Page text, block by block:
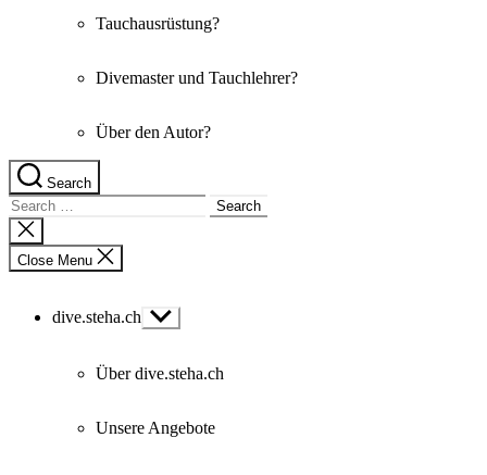
Tauchausrüstung?
Divemaster und Tauchlehrer?
Über den Autor?
Search
Search
for:
Close
search
Close Menu
dive.steha.ch Show
sub
Über dive.steha.ch
Unsere Angebote